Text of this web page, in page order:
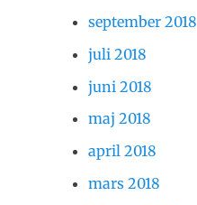
september 2018
juli 2018
juni 2018
maj 2018
april 2018
mars 2018